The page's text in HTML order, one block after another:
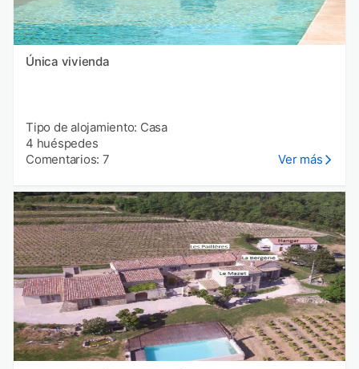
Única vivienda
Tipo de alojamiento: Casa
4 huéspedes
Comentarios: 7
Ver más